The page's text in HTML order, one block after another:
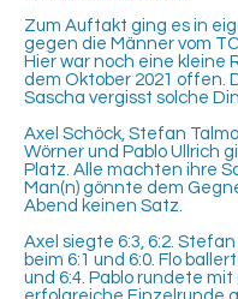
Zum Auftakt ging es in
gegen die Männer vom
Hier war noch eine kleine
dem Oktober 2021 offen.
Sascha vergisst solche
Axel Schöck, Stefan
Wörner und Pablo Ullrich
Platz. Alle machten ihre
Man(n) gönnte dem
Abend keinen Satz.
Axel siegte 6:3, 6:2.
beim 6:1 und 6:0. Flo
und 6:4. Pablo rundete mit